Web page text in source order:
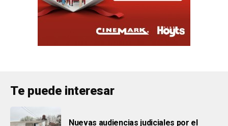
Te puede interesar
Nuevas audiencias judiciales por el